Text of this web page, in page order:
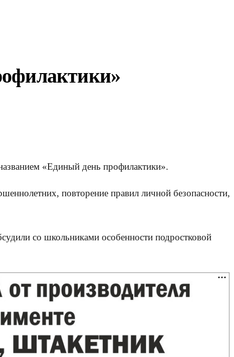
«Единый день профилактики».
повторение правил личной безопасности,
со школьниками особенности подростковой